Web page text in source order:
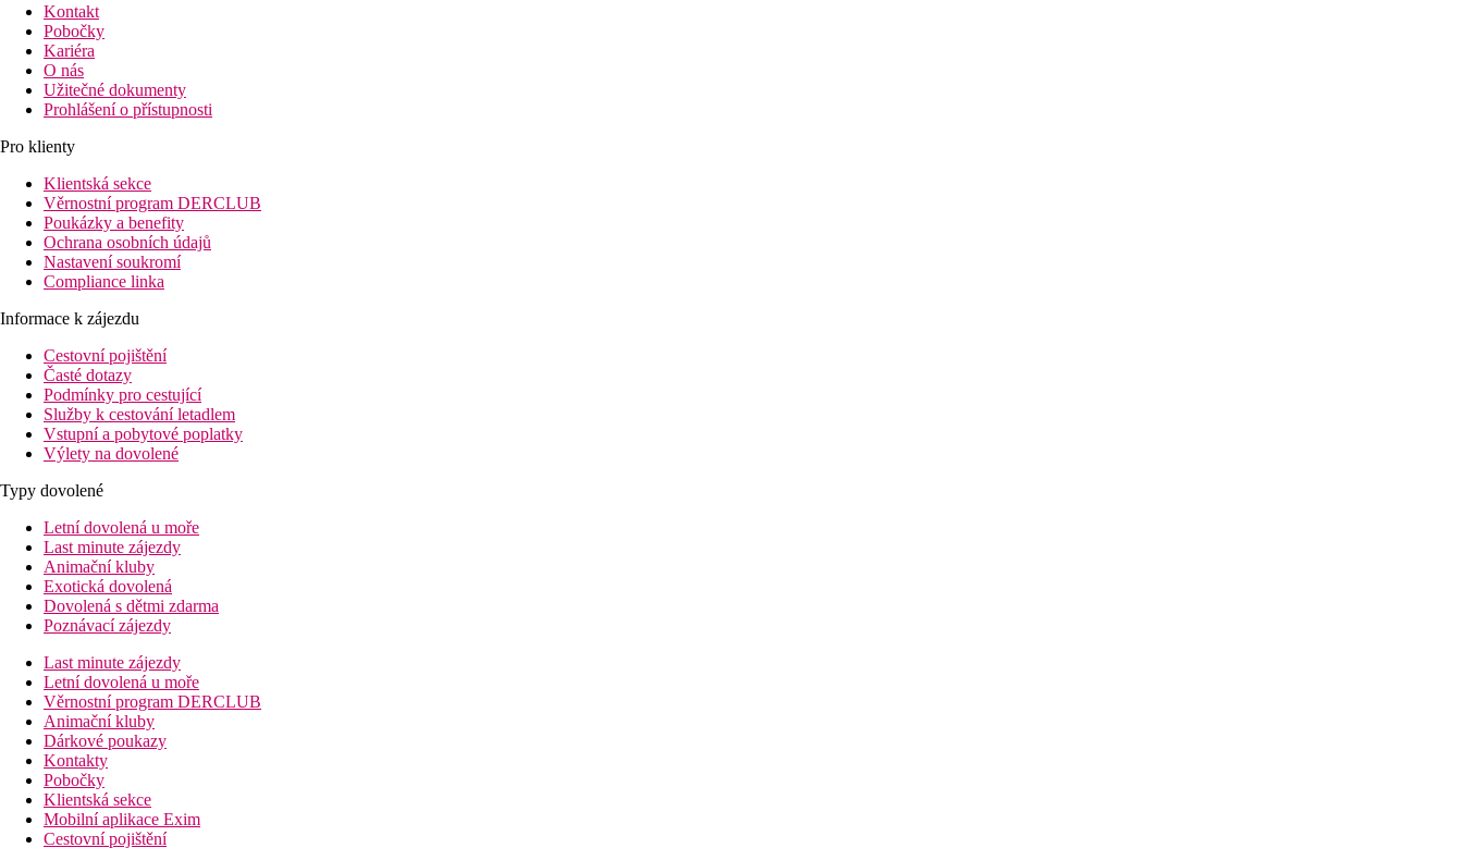
Kontakt
Pobočky
Kariéra
O nás
Užitečné dokumenty
Prohlášení o přístupnosti
Pro klienty
Klientská sekce
Věrnostní program DERCLUB
Poukázky a benefity
Ochrana osobních údajů
Nastavení soukromí
Compliance linka
Informace k zájezdu
Cestovní pojištění
Časté dotazy
Podmínky pro cestující
Služby k cestování letadlem
Vstupní a pobytové poplatky
Výlety na dovolené
Typy dovolené
Letní dovolená u moře
Last minute zájezdy
Animační kluby
Exotická dovolená
Dovolená s dětmi zdarma
Poznávací zájezdy
Last minute zájezdy
Letní dovolená u moře
Věrnostní program DERCLUB
Animační kluby
Dárkové poukazy
Kontakty
Pobočky
Klientská sekce
Mobilní aplikace Exim
Cestovní pojištění